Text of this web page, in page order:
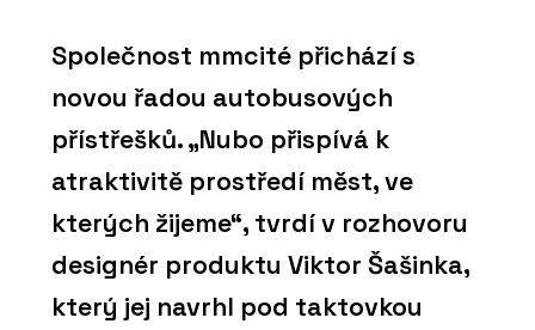
Společnost mmcité přichází s
novou řadou autobusových
přístřešků. „Nubo přispívá k
atraktivitě prostředí měst, ve
kterých žijeme“, tvrdí v rozhovoru
designér produktu Viktor Šašinka,
který jej navrhl pod taktovkou